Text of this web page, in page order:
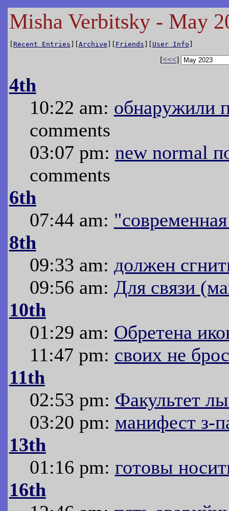
Misha Verbitsky - May
[ Recent Entries ][Archive ][ Friends ][ User Info ]
[<<<]
4th
10:22 am: обнаружили
comments
03:07 pm: new normal
comments
6th
07:44 am:
8th
09:33 am: должен
09:56 am: Для связи
10th
01:29 am: Обретена
11:47 pm: своих не
11th
02:53 pm: Факультет
03:20 pm: манифест з-
13th
01:16 pm: готовы
16th